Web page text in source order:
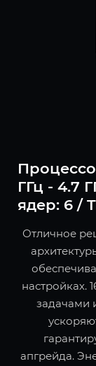
ГГц - 4.7
ядер: 6 /
Отличное
настройках.
задачами
апгрейда.